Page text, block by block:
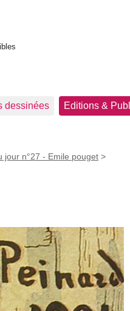
dessinées Editions &
jour n°27 - Emile pouget >